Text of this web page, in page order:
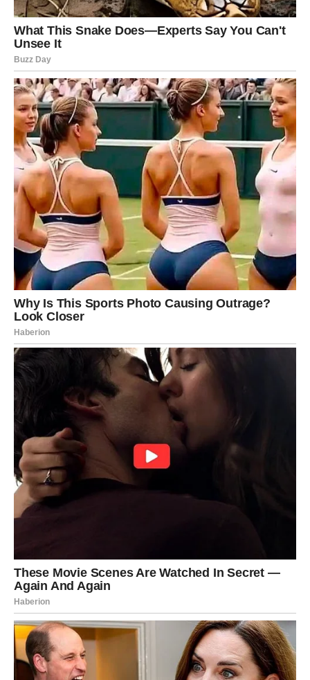
Olakšanje i unutrašnji mir.
Teret ostaje iza vas
Pred vama su važni trenuci.
VAGA
Ljubavna sreća dolazi onda kada ste gotovo prestali
vjerovati u nju.
Sudbina vam šalje razlog za osmijeh.
Šta vam sudbina vraća?
Romantične trenutke i emotivnu sigurnost.
Ljubav vam vraća vjeru u sreću
ŠKORPIJA
Dug period borbe polako završava.
Finansijske i poslovne prilike dolaze u pravo vrijeme.